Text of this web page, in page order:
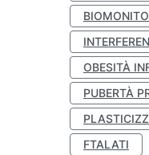
OBESITÀ
PUBERTÀ
FTALATI